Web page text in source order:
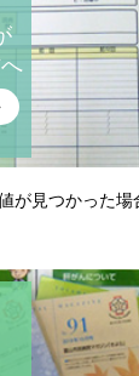
が見つかった